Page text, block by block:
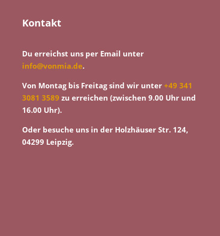
Kontakt
Du erreichst uns per Email unter
info@vonmia.de.
Von Montag bis Freitag sind wir unter +49 341
3081 3589 zu erreichen (zwischen 9.00 Uhr und
16.00 Uhr).
Oder besuche uns in der Holzhäuser Str. 124,
04299 Leipzig.